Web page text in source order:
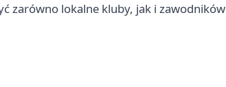
zarówno lokalne kluby, jak i zawodników